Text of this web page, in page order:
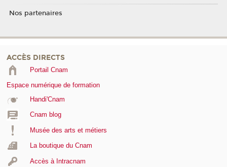
Nos partenaires
ACCÈS DIRECTS
Portail Cnam
Espace numérique de formation
Handi'Cnam
Cnam blog
Musée des arts et métiers
La boutique du Cnam
Accès à Intracnam